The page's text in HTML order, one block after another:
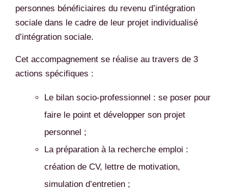
personnes bénéficiaires du revenu d’intégration
sociale dans le cadre de leur projet individualisé
d’intégration sociale.
Cet accompagnement se réalise au travers de 3
actions spécifiques :
Le bilan socio-professionnel : se poser pour
faire le point et développer son projet
personnel ;
La préparation à la recherche emploi :
création de CV, lettre de motivation,
simulation d’entretien ;